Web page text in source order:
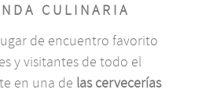
CULINARIA
de encuentro favorito
y visitantes de todo el
en una de las cervecerías